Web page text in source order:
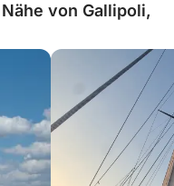
Personen; für jede
berechnet.
von Gallipoli,